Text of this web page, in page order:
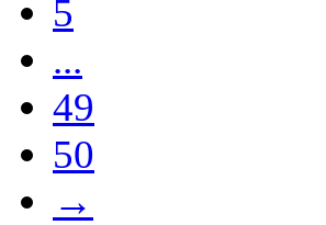
5
...
49
50
→